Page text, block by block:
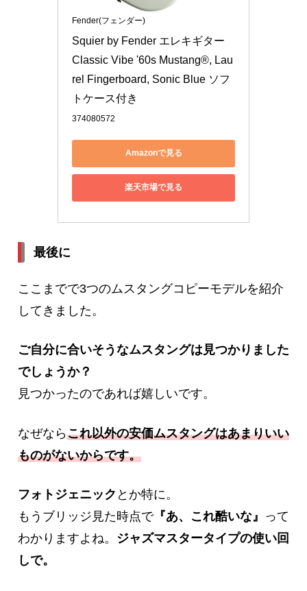
Fender(フェンダー)
Squier by Fender エレキギター
Classic Vibe '60s Mustang®, Lau
rel Fingerboard, Sonic Blue ソフ
トケース付き
374080572
Amazonで見る
楽天市場で見る
最後に
ここまでで3つのムスタングコピーモデルを紹介
してきました。
ご自分に合いそうなムスタングは見つかりました
でしょうか？
見つかったのであれば嬉しいです。
なぜならこれ以外の安価ムスタングはあまりいい
ものがないからです。
フォトジェニック とか特に。
もうブリッジ見た時点で『あ、これ酷いな』 って
わかりますよね。 ジャズマスタータイプの使い回
しで。